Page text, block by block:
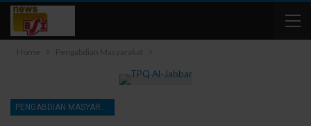
Home Pengabdian Masyarakat
PENGABDIAN MASYARAKAT